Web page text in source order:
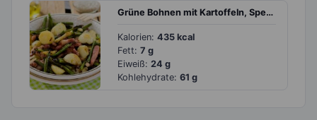
Grüne Bohnen mit Kartoffeln, Speck und Birne
Kalorien: 435 kcal
Fett: 7 g
Eiweiß: 24 g
Kohlehydrate: 61 g